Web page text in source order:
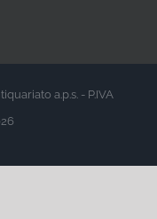
a.p.s. - P.IVA